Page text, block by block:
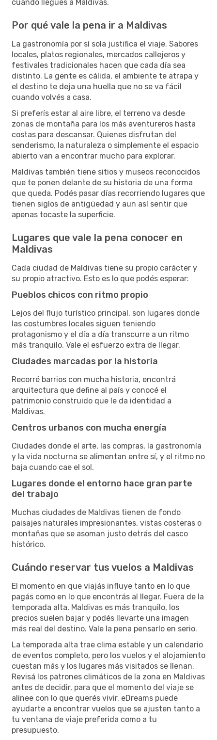
cuando llegues a Maldivas.
Por qué vale la pena ir a Maldivas
La gastronomía por sí sola justifica el viaje. Sabores
locales, platos regionales, mercados callejeros y
festivales tradicionales hacen que cada día sea
distinto. La gente es cálida, el ambiente te atrapa y
el destino te deja una huella que no se va fácil
cuando volvés a casa.
Si preferís estar al aire libre, el terreno va desde
zonas de montaña para los más aventureros hasta
costas para descansar. Quienes disfrutan del
senderismo, la naturaleza o simplemente el espacio
abierto van a encontrar mucho para explorar.
Maldivas también tiene sitios y museos reconocidos
que te ponen delante de su historia de una forma
que queda. Podés pasar días recorriendo lugares que
tienen siglos de antigüedad y aun así sentir que
apenas tocaste la superficie.
Lugares que vale la pena conocer en
Maldivas
Cada ciudad de Maldivas tiene su propio carácter y
su propio atractivo. Esto es lo que podés esperar:
Pueblos chicos con ritmo propio
Lejos del flujo turístico principal, son lugares donde
las costumbres locales siguen teniendo
protagonismo y el día a día transcurre a un ritmo
más tranquilo. Vale el esfuerzo extra de llegar.
Ciudades marcadas por la historia
Recorré barrios con mucha historia, encontrá
arquitectura que define al país y conocé el
patrimonio construido que le da identidad a
Maldivas.
Centros urbanos con mucha energía
Ciudades donde el arte, las compras, la gastronomía
y la vida nocturna se alimentan entre sí, y el ritmo no
baja cuando cae el sol.
Lugares donde el entorno hace gran parte
del trabajo
Muchas ciudades de Maldivas tienen de fondo
paisajes naturales impresionantes, vistas costeras o
montañas que se asoman justo detrás del casco
histórico.
Cuándo reservar tus vuelos a Maldivas
El momento en que viajás influye tanto en lo que
pagás como en lo que encontrás al llegar. Fuera de la
temporada alta, Maldivas es más tranquilo, los
precios suelen bajar y podés llevarte una imagen
más real del destino. Vale la pena pensarlo en serio.
La temporada alta trae clima estable y un calendario
de eventos completo, pero los vuelos y el alojamiento
cuestan más y los lugares más visitados se llenan.
Revisá los patrones climáticos de la zona en Maldivas
antes de decidir, para que el momento del viaje se
alinee con lo que querés vivir. eDreams puede
ayudarte a encontrar vuelos que se ajusten tanto a
tu ventana de viaje preferida como a tu
presupuesto.